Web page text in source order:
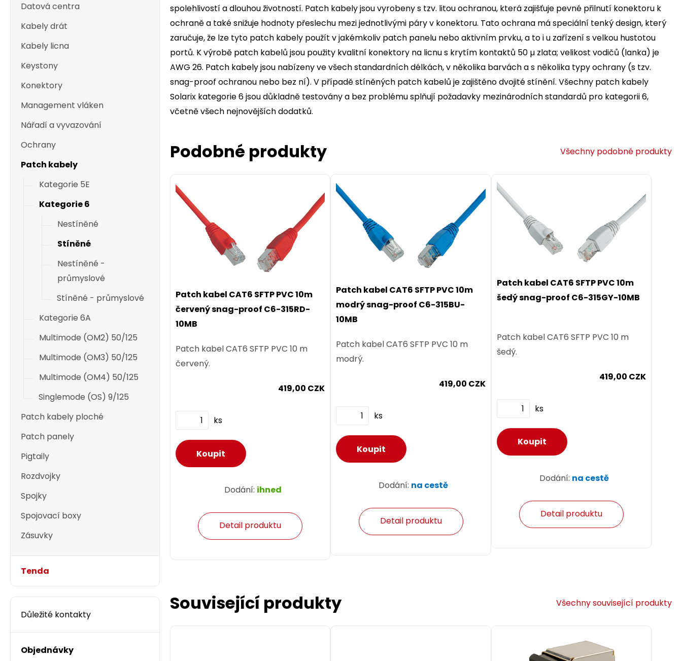
Datová centra
Kabely drát
Kabely licna
Keystony
Konektory
Management vláken
Nářadí a vyvazování
Ochrany
Patch kabely
Kategorie 5E
Kategorie 6
Nestíněné
Stíněné
Nestíněné -
průmyslové
Stíněné - průmyslové
Kategorie 6A
Multimode (OM2) 50/125
Multimode (OM3) 50/125
Multimode (OM4) 50/125
Singlemode (OS) 9/125
Patch kabely ploché
Patch panely
Pigtaily
Rozdvojky
Spojky
Spojovací boxy
Zásuvky
Tenda
Důležité kontakty
Objednávky
spolehlivostí a dlouhou životností. Patch kabely jsou vyrobeny s tzv. litou ochranou, která zajišťuje pevné přilnutí konektoru k
ochraně a také snižuje hodnoty přeslechu mezi jednotlivými páry v konektoru. Tato ochrana má speciální tenký design, který
zaručuje, že lze tyto patch kabely použít v jakémkoliv patch panelu nebo aktivním prvku, a to i u zařízení s velkou hustotou
portů. K výrobě patch kabelů jsou použity kvalitní konektory na licnu s krytím kontaktů 50 µ zlata; velikost vodičů (lanka) je
AWG 26. Patch kabely jsou nabízeny ve všech standardních délkách, v několika barvách a s několika typy ochrany (s tzv.
snag-proof ochranou nebo bez ní). V případě stíněných patch kabelů je zajištěno dvojité stínění. Všechny patch kabely
Solarix kategorie 6 jsou důkladně testovány a bez problému splňují požadavky mezinárodních standardů pro kategorii 6,
včetně všech nejnovějších dodatků.
Podobné produkty Všechny podobné produkty
Patch kabel CAT6 SFTP PVC 10m
červený snag-proof C6-315RD-
10MB
Patch kabel CAT6 SFTP PVC 10 m
červený.
419,00 CZK
ks
Dodání: ihned
Detail produktu
Patch kabel CAT6 SFTP PVC 10m
modrý snag-proof C6-315BU-
10MB
Patch kabel CAT6 SFTP PVC 10 m
modrý.
419,00 CZK
ks
Dodání: na cestě
Detail produktu
Patch kabel CAT6 SFTP PVC 10m
šedý snag-proof C6-315GY-10MB
Patch kabel CAT6 SFTP PVC 10 m
šedý.
419,00 CZK
ks
Dodání: na cestě
Detail produktu
Související produkty Všechny související produkty